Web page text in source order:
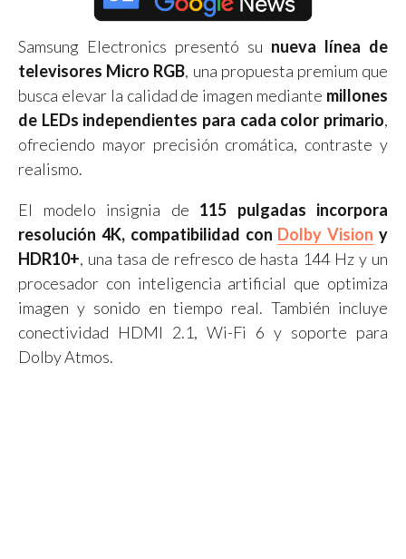
Samsung Electronics presentó su nueva línea de
televisores Micro RGB, una propuesta premium que
busca elevar la calidad de imagen mediante millones
de LEDs independientes para cada color primario,
ofreciendo mayor precisión cromática, contraste y
realismo.
El modelo insignia de 115 pulgadas incorpora
resolución 4K, compatibilidad con Dolby Vision y
HDR10+, una tasa de refresco de hasta 144 Hz y un
procesador con inteligencia artificial que optimiza
imagen y sonido en tiempo real. También incluye
conectividad HDMI 2.1, Wi-Fi 6 y soporte para
Dolby Atmos.